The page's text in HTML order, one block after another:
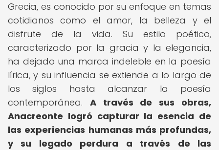
Grecia, es conocido por su enfoque en temas
cotidianos como el amor, la belleza y el
disfrute de la vida. Su estilo poético,
caracterizado por la gracia y la elegancia,
ha dejado una marca indeleble en la poesía
lírica, y su influencia se extiende a lo largo de
los siglos hasta alcanzar la poesía
contemporánea. A través de sus obras,
Anacreonte logró capturar la esencia de
las experiencias humanas más profundas,
y su legado perdura a través de las